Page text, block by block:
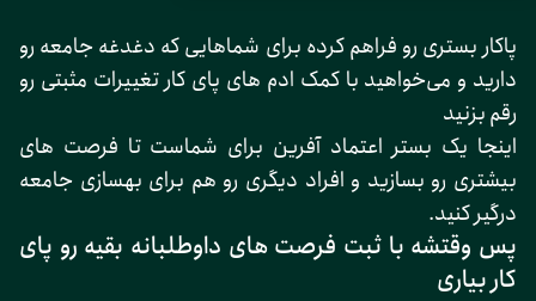
پاکار بستری رو فراهم کرده برای شماهایی که دغدغه جامعه رو
دارید و می‌خواهید با کمک ادم های پای کار تغییرات مثبتی رو
رقم بزنید
اینجا یک بستر اعتماد آفرین برای شماست تا فرصت های
بیشتری رو بسازید و افراد دیگری رو هم برای بهسازی جامعه
درگیر کنید.
پس وقتشه با ثبت فرصت های داوطلبانه بقیه رو پای
کار بیاری